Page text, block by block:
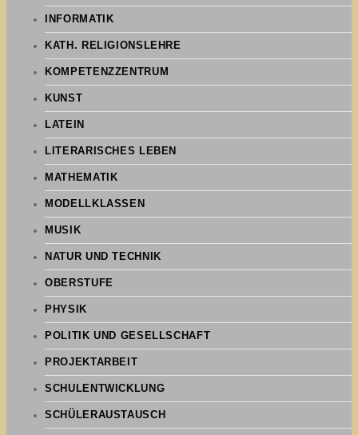
INFORMATIK
KATH. RELIGIONSLEHRE
KOMPETENZZENTRUM
KUNST
LATEIN
LITERARISCHES LEBEN
MATHEMATIK
MODELLKLASSEN
MUSIK
NATUR UND TECHNIK
OBERSTUFE
PHYSIK
POLITIK UND GESELLSCHAFT
PROJEKTARBEIT
SCHULENTWICKLUNG
SCHÜLERAUSTAUSCH